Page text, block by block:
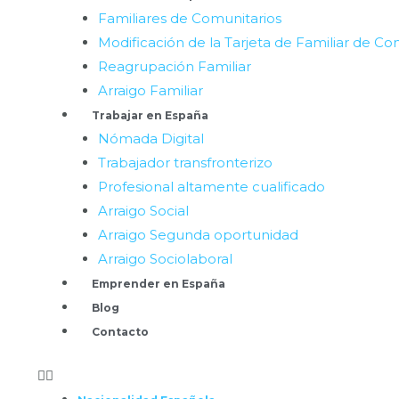
Familiares de Comunitarios
Modificación de la Tarjeta de Familiar de
Reagrupación Familiar
Arraigo Familiar
Trabajar en España
Nómada Digital
Trabajador transfronterizo
Profesional altamente cualificado
Arraigo Social
Arraigo Segunda oportunidad
Arraigo Sociolaboral
Emprender en España
Blog
Contacto